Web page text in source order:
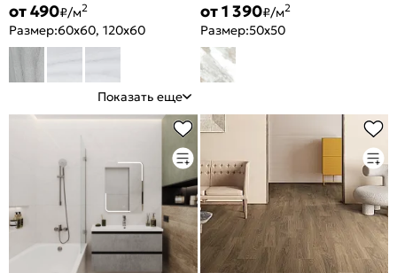
от 490₽/м2
Размер:60x60, 120x60
Показать еще
от 1 390₽/м2
Размер:50x50